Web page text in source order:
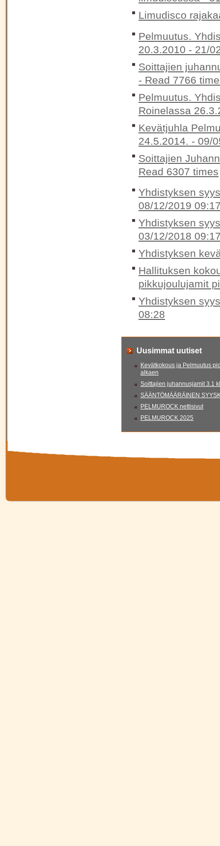
Limudisco
Pelmuutus.
20.3.2010 - 21/
Soittajien
- Read 7766
Pelmuutus.
Roinelassa
Kevätjuhla
24.5.2014. - 09/
Soittajien
Read 6307 times
Yhdistyksen
08/12/2019
Yhdistyksen
03/12/2018
Yhdistyksen
Hallituksen
pikkujoulujamit
Yhdistyksen
08:28
Uusimmat uutiset
Kevätkokous ja Pelmuutus
alkaen
Soittajien juhannusjamit 3.1
SÄÄNTÖMÄÄRÄINEN
PELMUROCK nettisivut
PELMUROCK 2025